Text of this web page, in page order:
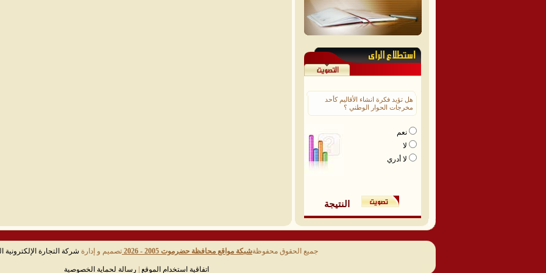
هل تؤيد فكرة انشاء الأقاليم كأحد
مخرجات الحوار الوطني ؟
نعم
لا
لا أدري
النتيجة
جميع الحقوق محفوظةشبكة مواقع محافظة حضرموت 2005 - 2026 تصميم و إدارة شركة التجارة الإلكترونية
اتفاقية استخدام الموقع رسالة لحماية الخصوصية